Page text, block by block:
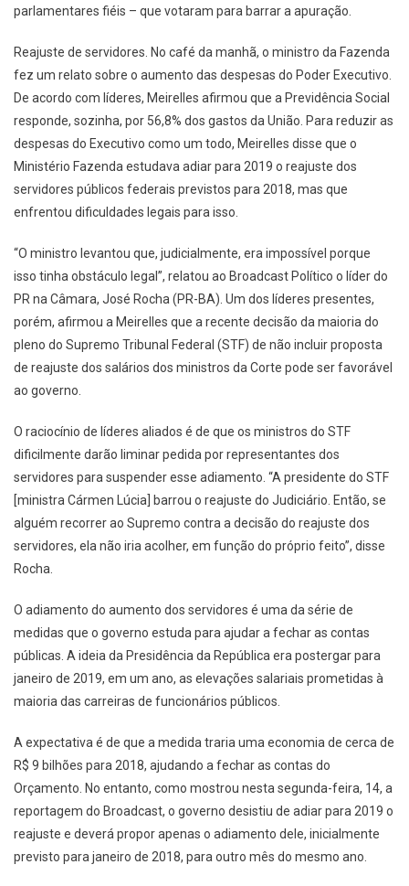
parlamentares fiéis – que votaram para barrar a apuração.
Reajuste de servidores. No café da manhã, o ministro da Fazenda
fez um relato sobre o aumento das despesas do Poder Executivo.
De acordo com líderes, Meirelles afirmou que a Previdência Social
responde, sozinha, por 56,8% dos gastos da União. Para reduzir as
despesas do Executivo como um todo, Meirelles disse que o
Ministério Fazenda estudava adiar para 2019 o reajuste dos
servidores públicos federais previstos para 2018, mas que
enfrentou dificuldades legais para isso.
“O ministro levantou que, judicialmente, era impossível porque
isso tinha obstáculo legal”, relatou ao Broadcast Político o líder do
PR na Câmara, José Rocha (PR-BA). Um dos líderes presentes,
porém, afirmou a Meirelles que a recente decisão da maioria do
pleno do Supremo Tribunal Federal (STF) de não incluir proposta
de reajuste dos salários dos ministros da Corte pode ser favorável
ao governo.
O raciocínio de líderes aliados é de que os ministros do STF
dificilmente darão liminar pedida por representantes dos
servidores para suspender esse adiamento. “A presidente do STF
[ministra Cármen Lúcia] barrou o reajuste do Judiciário. Então, se
alguém recorrer ao Supremo contra a decisão do reajuste dos
servidores, ela não iria acolher, em função do próprio feito”, disse
Rocha.
O adiamento do aumento dos servidores é uma da série de
medidas que o governo estuda para ajudar a fechar as contas
públicas. A ideia da Presidência da República era postergar para
janeiro de 2019, em um ano, as elevações salariais prometidas à
maioria das carreiras de funcionários públicos.
A expectativa é de que a medida traria uma economia de cerca de
R$ 9 bilhões para 2018, ajudando a fechar as contas do
Orçamento. No entanto, como mostrou nesta segunda-feira, 14, a
reportagem do Broadcast, o governo desistiu de adiar para 2019 o
reajuste e deverá propor apenas o adiamento dele, inicialmente
previsto para janeiro de 2018, para outro mês do mesmo ano.